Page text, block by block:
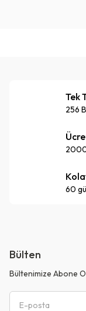
Tek
256
60
Bülten
Bültenimize Abone